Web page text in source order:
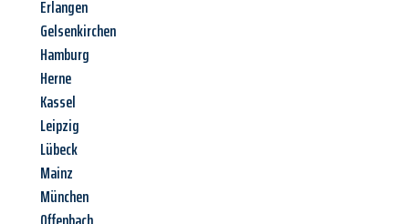
Erlangen
Gelsenkirchen
Hamburg
Herne
Kassel
Leipzig
Lübeck
Mainz
München